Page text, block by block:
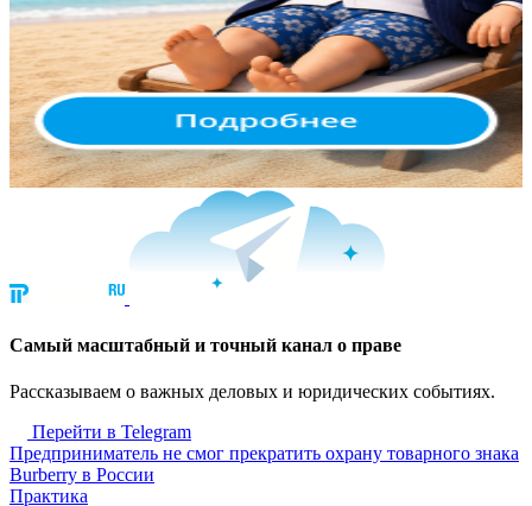
Cамый масштабный и точный канал о праве
Рассказываем о важных деловых и юридических событиях.
Перейти в Telegram
Предприниматель не смог прекратить охрану товарного знака
Burberry в России
Практика